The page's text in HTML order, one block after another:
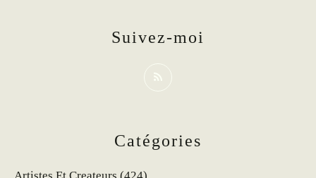
Catégories
Suivez-moi